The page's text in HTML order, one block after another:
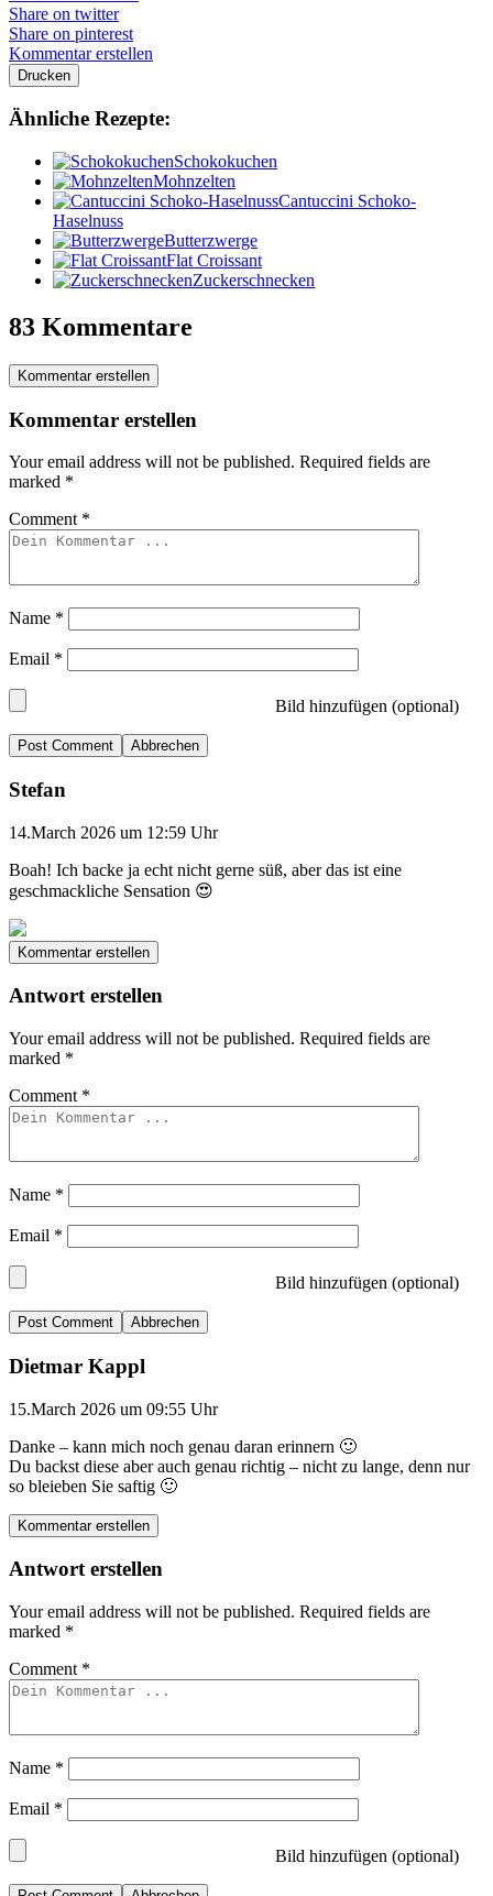
Share on twitter
Share on pinterest
Kommentar erstellen
Drucken
Ähnliche Rezepte:
Schokokuchen
Mohnzelten
Cantuccini Schoko-
Haselnuss
Butterzwerge
Flat Croissant
Zuckerschnecken
83 Kommentare
Kommentar erstellen
Kommentar erstellen
Your email address will not be published. Required fields are
marked *
Comment *
Name *
Email *
Bild hinzufügen (optional)
Abbrechen
Stefan
14.March 2026 um 12:59 Uhr
Boah! Ich backe ja echt nicht gerne süß, aber das ist eine
geschmackliche Sensation 😍
Kommentar erstellen
Antwort erstellen
Your email address will not be published. Required fields are
marked *
Comment *
Name *
Email *
Bild hinzufügen (optional)
Abbrechen
Dietmar Kappl
15.March 2026 um 09:55 Uhr
Danke – kann mich noch genau daran erinnern 🙂
Du backst diese aber auch genau richtig – nicht zu lange, denn nur
so bleieben Sie saftig 🙂
Kommentar erstellen
Antwort erstellen
Your email address will not be published. Required fields are
marked *
Comment *
Name *
Email *
Bild hinzufügen (optional)